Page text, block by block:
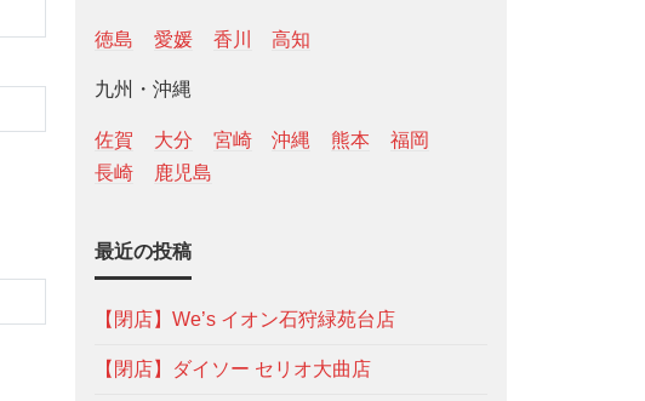
徳島 愛媛 香川 高知
九州・沖縄
佐賀 大分 宮崎 沖縄 熊本
福岡
長崎
鹿児島
最近の投稿
【閉店】We’s イオン石狩緑苑台店
【閉店】ダイソー セリオ大曲店